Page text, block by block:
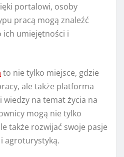
portalowi, osoby
pracą mogą znaleźć
umiejętności i
to nie tylko miejsce, gdzie
ale także platforma
na temat życia na
mogą nie tylko
także rozwijać swoje pasje
agroturystyką.